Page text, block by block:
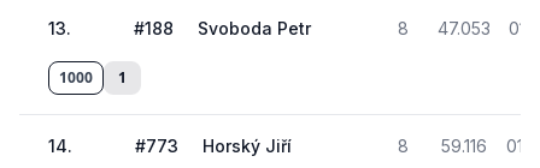
13. #188 Svoboda Petr 8 47.053
1000 1
14. #773 Horský Jiří 8 59.116